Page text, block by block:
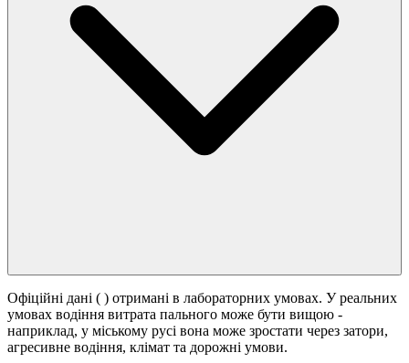
Офіційні дані ( ) отримані в лабораторних умовах. У реальних
умовах водіння витрата пального може бути вищою -
наприклад, у міському русі вона може зростати через затори,
агресивне водіння, клімат та дорожні умови.